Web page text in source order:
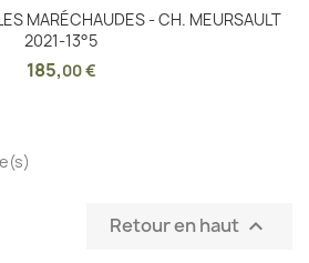
MARÉCHAUDES - CH. MEURSAULT
2021-13°5
185,00 €
Retour en haut 